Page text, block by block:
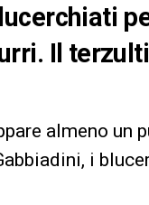
Il
almeno un
i